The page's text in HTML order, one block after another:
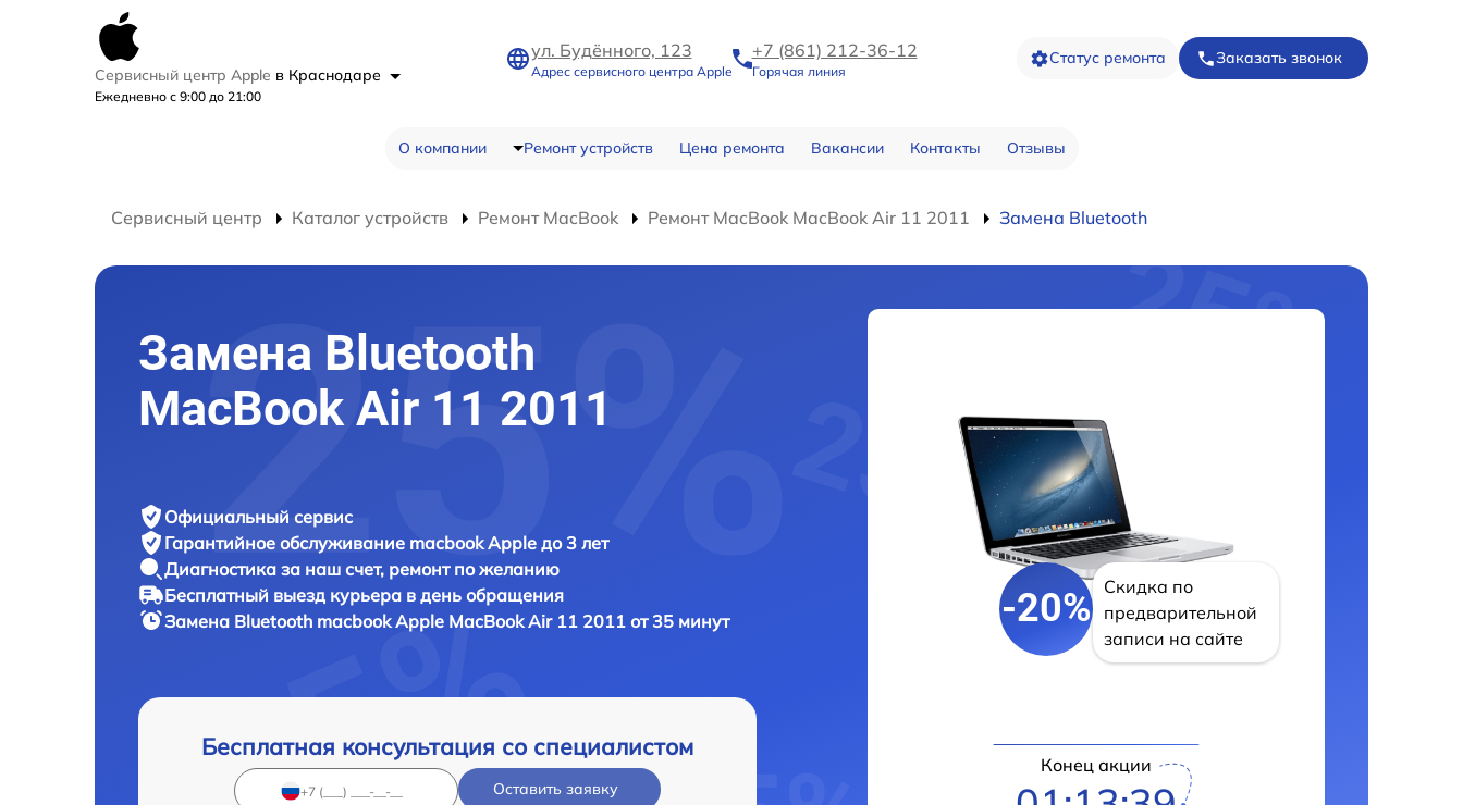
Сервисный центр Apple в Краснодаре
Ежедневно с 9:00 до 21:00
ул. Будённого, 123
Адрес сервисного центра Apple
+7 (861) 212-36-12
Горячая линия
Статус ремонта Заказать звонок
О компании Ремонт устройств Цена ремонта Вакансии Контакты Отзывы
Сервисный центр Каталог устройств Ремонт MacBook Ремонт MacBook MacBook Air 11 2011 Замена Bluetooth
Замена Bluetooth
MacBook Air 11 2011
Официальный сервис
Гарантийное обслуживание macbook Apple до 3 лет
Диагностика за наш счет, ремонт по желанию
Бесплатный выезд курьера в день обращения
Замена Bluetooth macbookApple MacBook Air 11 2011 от 35 минут
Бесплатная консультация со специалистом
Оставить заявку
-20%
Скидка по
предварительной
записи на сайте
Конец акции